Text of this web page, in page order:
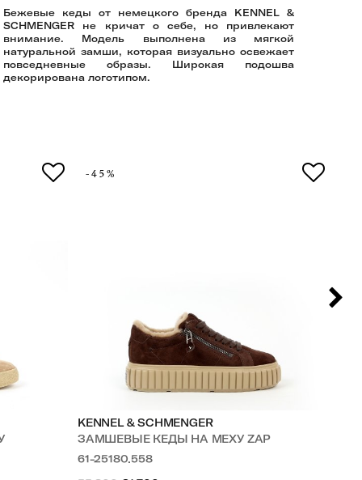
Бежевые кеды от немецкого бренда KENNEL &
SCHMENGER не кричат о себе, но привлекают
внимание. Модель выполнена из мягкой
натуральной замши, которая визуально освежает
повседневные образы. Широкая подошва
декорирована логотипом.
-45%
KENNEL & SCHMENGER
ЗАМШЕВЫЕ КЕДЫ НА МЕХУ ZAP
61-25180.558